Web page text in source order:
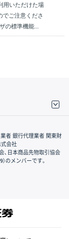
用いただけた場
でご注意くださ
の標準機能...
者 銀行代理業者 関東財
式会社
、日本商品先物取引協会
のメンバーです。